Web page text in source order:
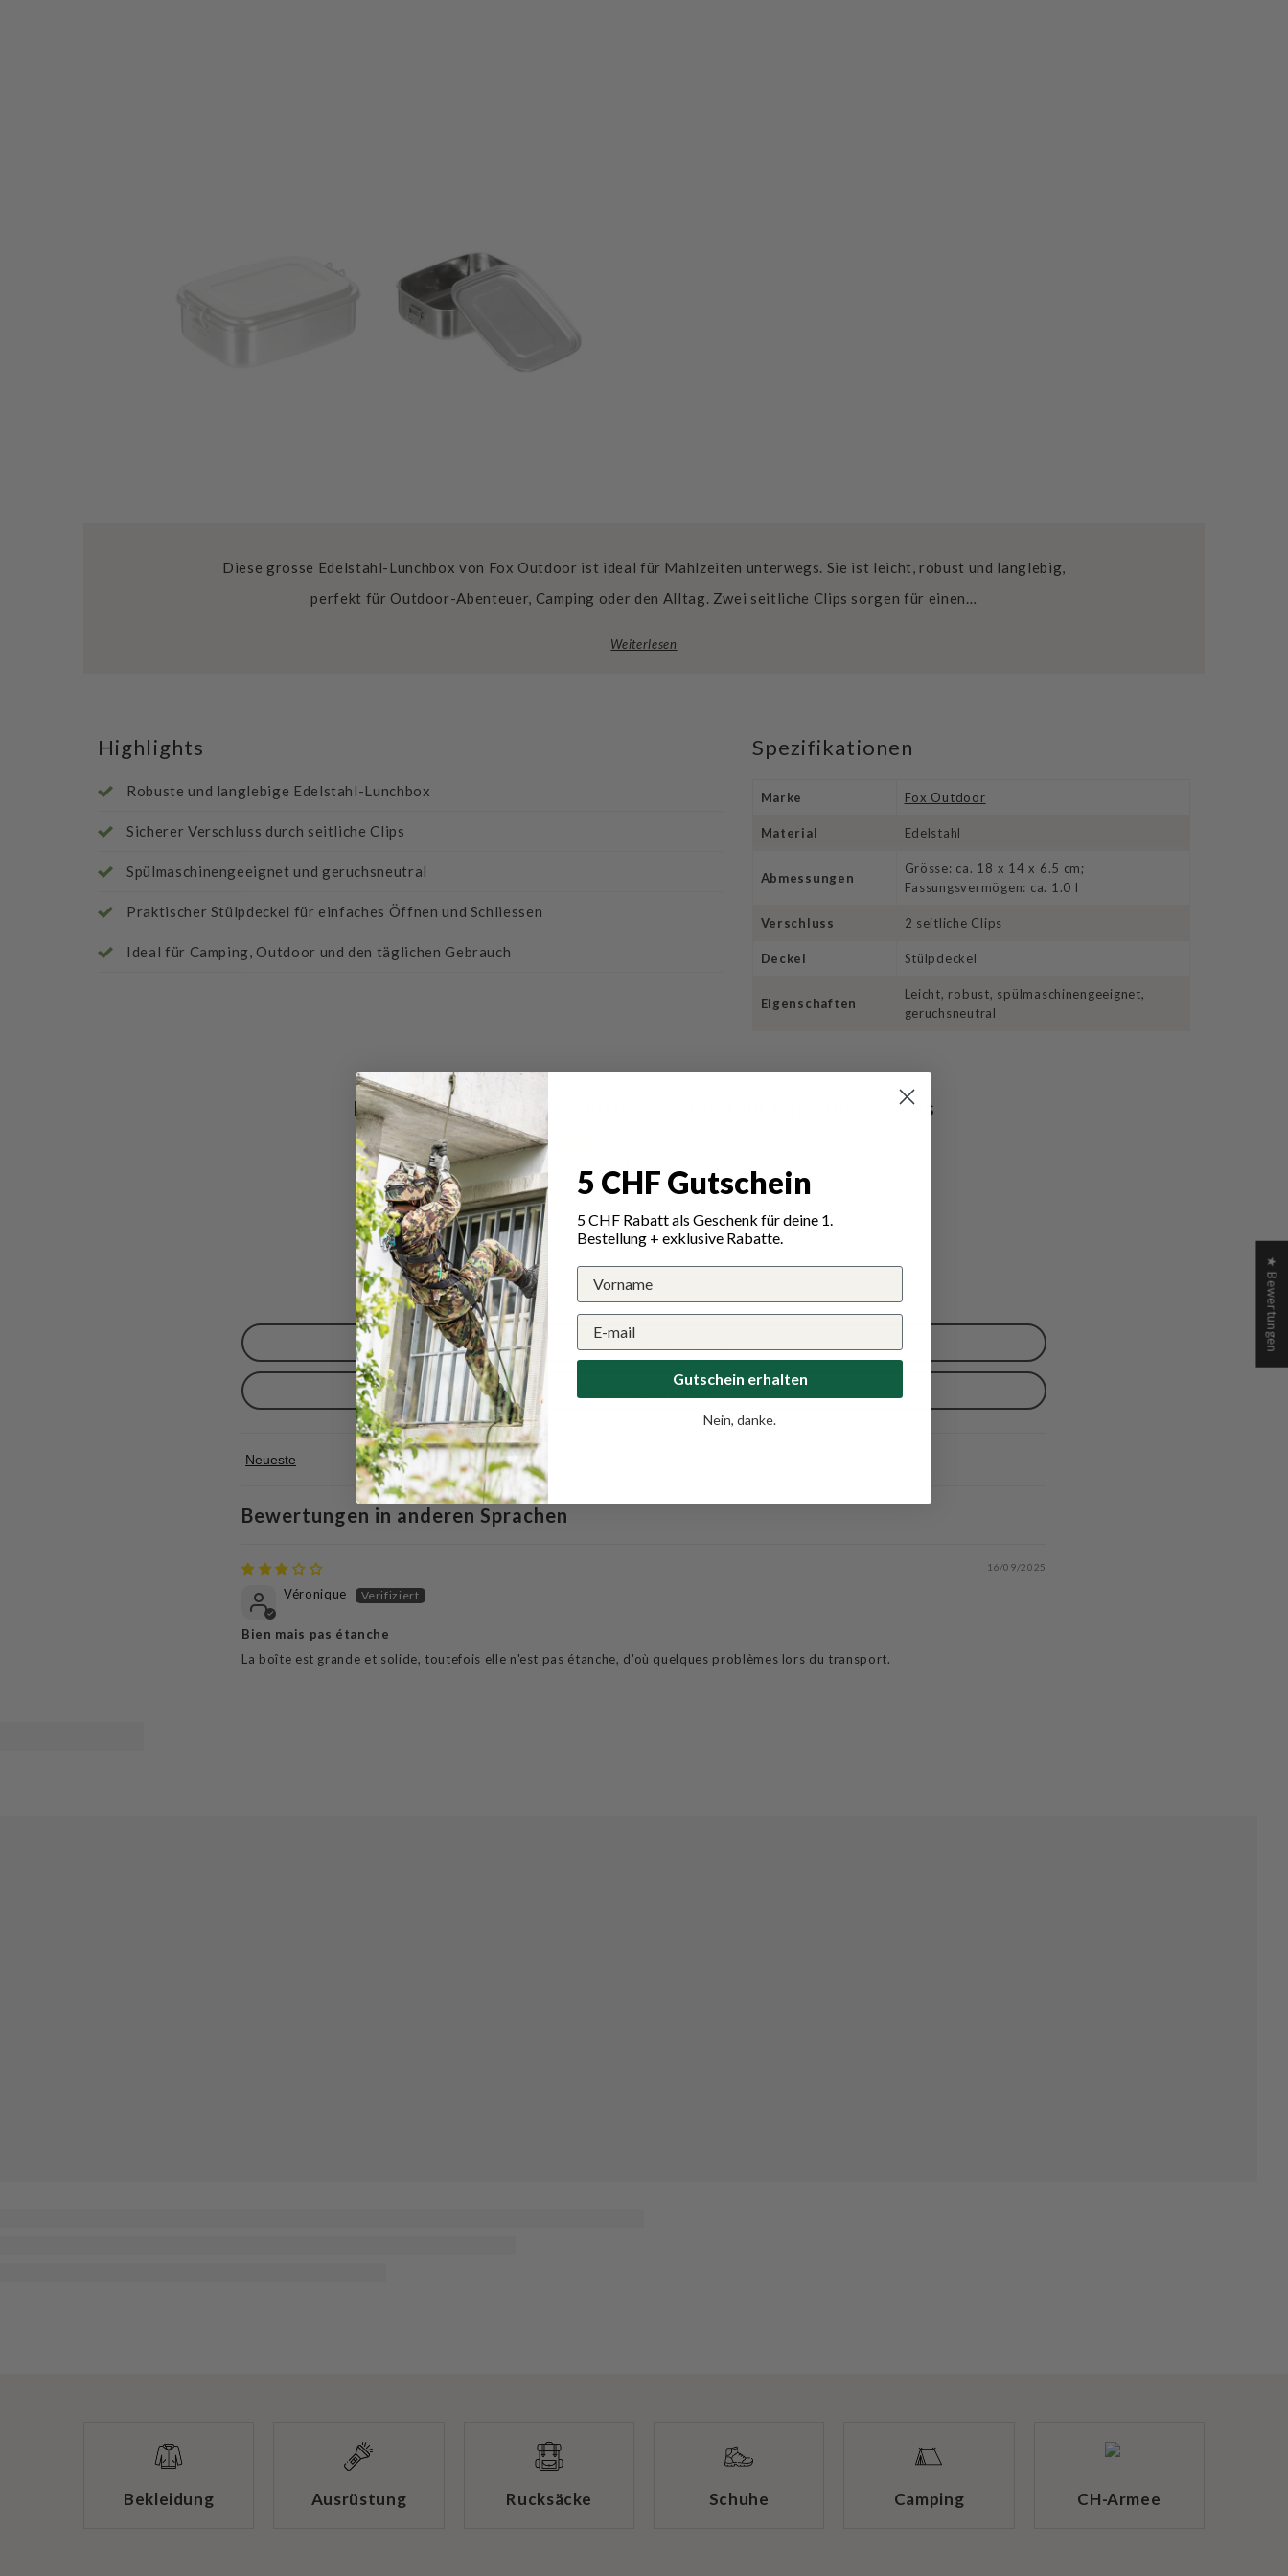
Diese grosse Edelstahl-Lunchbox von Fox Outdoor ist ideal für Mahlzeiten unterwegs. Sie ist leicht, robust und langlebig,
perfekt für Outdoor-Abenteuer, Camping oder den Alltag. Zwei seitliche Clips sorgen für einen…
Weiterlesen
Highlights
Robuste und langlebige Edelstahl-Lunchbox
Sicherer Verschluss durch seitliche Clips
Spülmaschinengeeignet und geruchsneutral
Praktischer Stülpdeckel für einfaches Öffnen und Schliessen
Ideal für Camping, Outdoor und den täglichen Gebrauch
Spezifikationen
Marke Fox Outdoor
Material Edelstahl
Abmessungen
Grösse: ca. 18 x 14 x 6.5 cm;
Fassungsvermögen: ca. 1.0 l
Verschluss 2 seitliche Clips
Deckel Stülpdeckel
Eigenschaften
Leicht, robust, spülmaschinengeeignet,
geruchsneutral
Bewertungen für Fox Outdoor Edelstahl Lunchbox Gross
0
Schreibe eine Bewertung
Eine Frage stellen
Sort by
Bewertungen in anderen Sprachen
16/09/2025
Véronique
Bien mais pas étanche
La boîte est grande et solide, toutefois elle n'est pas étanche, d'où quelques problèmes lors du transport.
Bekleidung Ausrüstung Rucksäcke Schuhe Camping CH-Armee
★ Bewertungen
5 CHF Gutschein
5 CHF Rabatt als Geschenk für deine 1.
Bestellung + exklusive Rabatte.
Gutschein erhalten
Nein, danke.